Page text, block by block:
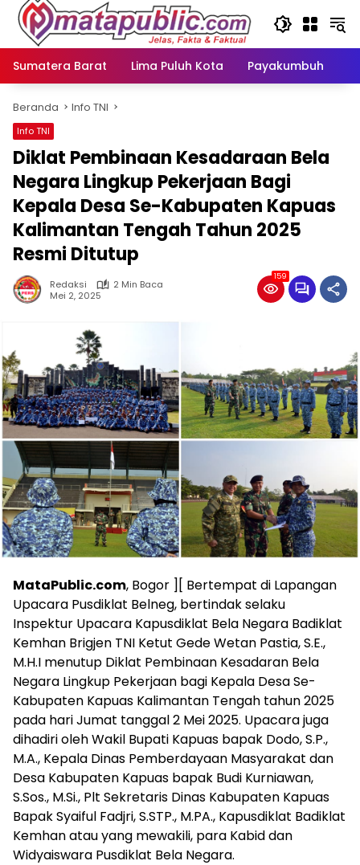
Langsung
konten
Sumatera Barat
Lima Puluh Kota Payakumbuh
Beranda Info TNI
Info TNI
Diklat Pembinaan Kesadaraan Bela
Negara Lingkup Pekerjaan Bagi
Kepala Desa Se-Kabupaten Kapuas
Kalimantan Tengah Tahun 2025
Resmi Ditutup
Redaksi
2 Min Baca
Mei 2, 2025
159
MataPublic.com, Bogor ][ Bertempat di Lapangan
Upacara Pusdiklat Belneg, bertindak selaku
Inspektur Upacara Kapusdiklat Bela Negara Badiklat
Kemhan Brigjen TNI Ketut Gede Wetan Pastia, S.E.,
M.H.I menutup Diklat Pembinaan Kesadaran Bela
Negara Lingkup Pekerjaan bagi Kepala Desa Se-
Kabupaten Kapuas Kalimantan Tengah tahun 2025
pada hari Jumat tanggal 2 Mei 2025. Upacara juga
dihadiri oleh Wakil Bupati Kapuas bapak Dodo, S.P.,
M.A., Kepala Dinas Pemberdayaan Masyarakat dan
Desa Kabupaten Kapuas bapak Budi Kurniawan,
S.Sos., M.Si., Plt Sekretaris Dinas Kabupaten Kapuas
Bapak Syaiful Fadjri, S.STP., M.PA., Kapusdiklat Badiklat
Kemhan atau yang mewakili, para Kabid dan
Widyaiswara Pusdiklat Bela Negara.